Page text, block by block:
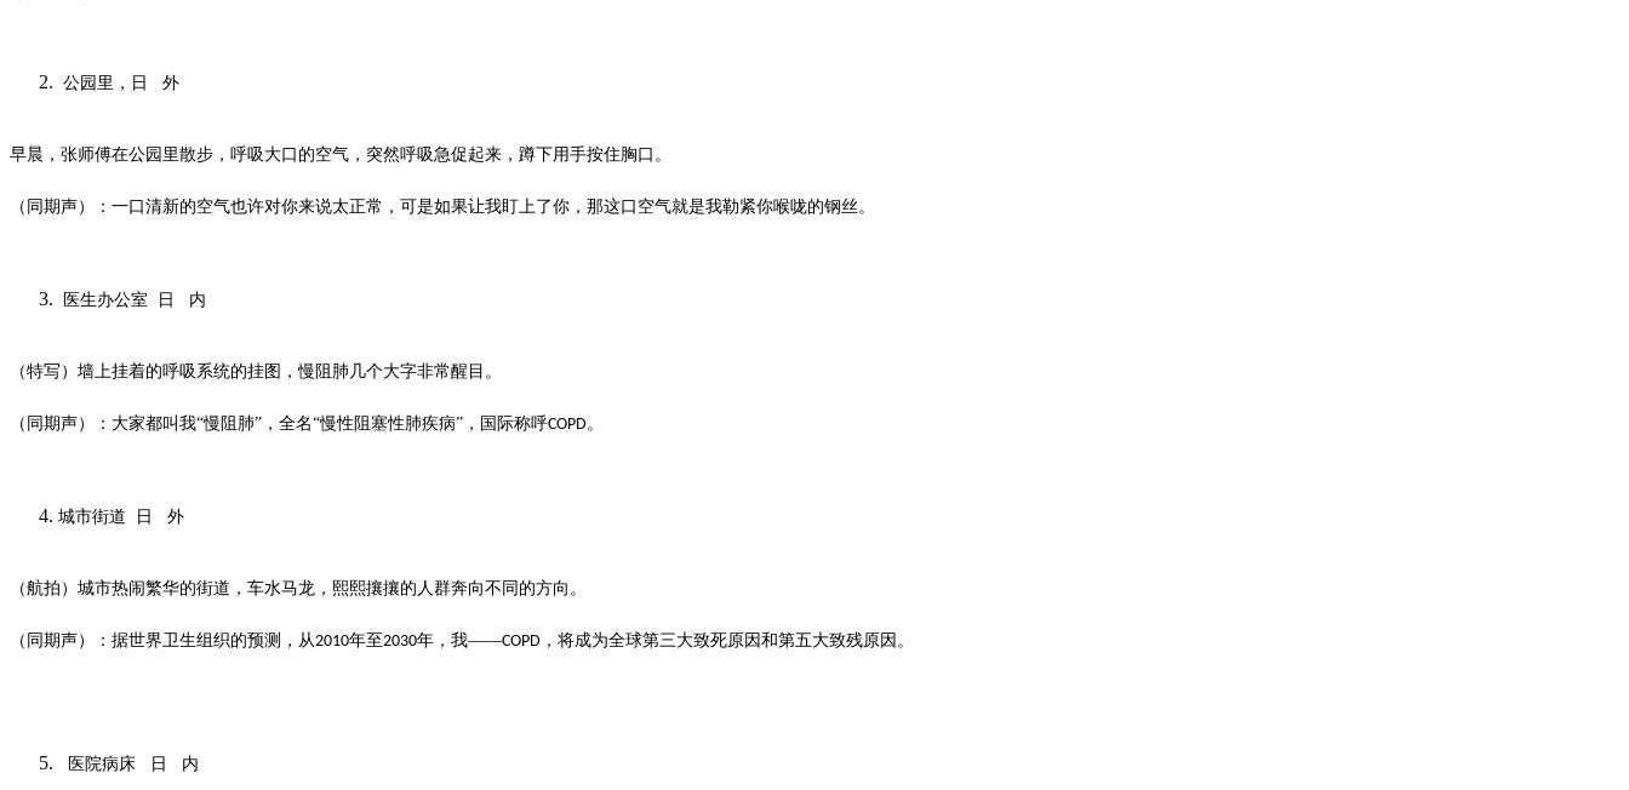
公园里，日 外
早晨，张师傅在公园里散步，呼吸大口的空气，突然呼吸急促起来，蹲下用手按住胸口。
（同期声）：一口清新的空气也许对你来说太正常，可是如果让我盯上了你，那这口空气就是我勒紧你喉咙的钢丝。
医生办公室 日 内
（特写）墙上挂着的呼吸系统的挂图，慢阻肺几个大字非常醒目。
（同期声）：大家都叫我“慢阻肺”，全名“慢性阻塞性肺疾病”，国际称呼COPD。
城市街道 日 外
（航拍）城市热闹繁华的街道，车水马龙，熙熙攘攘的人群奔向不同的方向。
（同期声）：据世界卫生组织的预测，从2010年至2030年，我——COPD ，将成为全球第三大致死原因和第五大致残原因。
医院病床 日 内